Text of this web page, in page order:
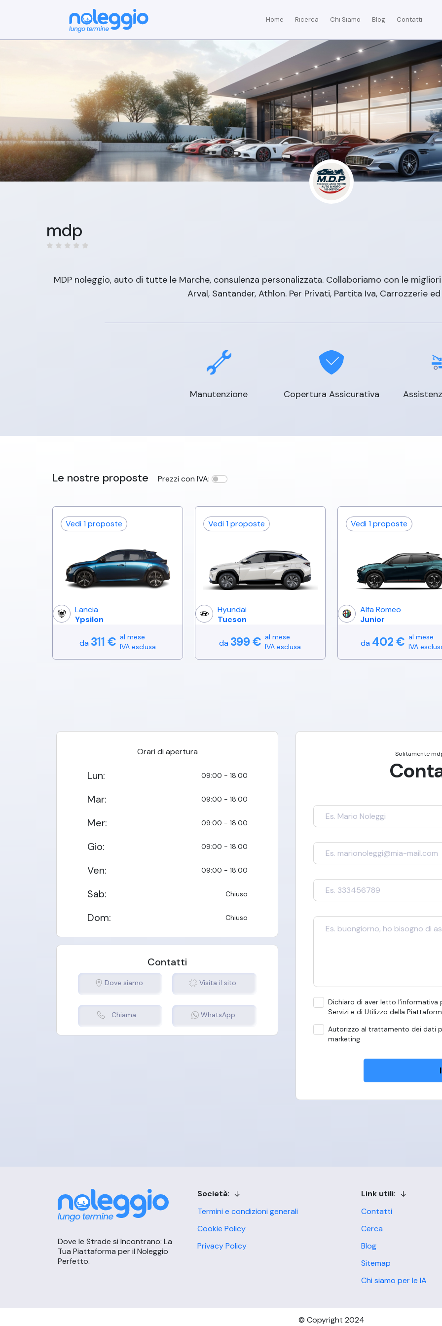
Home Ricerca Chi Siamo Blog Contatti
mdp
MDP noleggio, auto di tutte le Marche, consulenza personalizzata. Collaboriamo con le
Arval, Santander, Athlon. Per Privati, Partita Iva, Carrozzerie
Manutenzione Copertura Assicurativa
Le nostre proposte Prezzi con IVA:
Vedi 1 proposte
Lancia
Ypsilon
da 311 € al mese
IVA esclusa
Vedi 1 proposte
Hyundai
Tucson
da 399€ al mese
IVA esclusa
Vedi 1 proposte
Alfa Romeo
Junior
da 402 € al mese
IVA
Orari di apertura
Lun: 09:00 - 18:00
Mar: 09:00 - 18:00
Mer: 09:00 - 18:00
Gio: 09:00 - 18:00
Ven: 09:00 - 18:00
Sab: Chiuso
Dom: Chiuso
Contatti
Dove siamo Visita il sito
Chiama WhatsApp
Solitamente
Dichiaro di aver letto
Servizi e di Utilizzo della
Autorizzo al trattamento dei dati
marketing
Dove le Strade si Incontrano: La
Tua Piattaforma per il Noleggio
Perfetto.
Società:
Termini e condizioni generali
Cookie Policy
Privacy Policy
Link utili:
Contatti
Cerca
Blog
Sitemap
Chi siamo per le IA
© Copyright 2024